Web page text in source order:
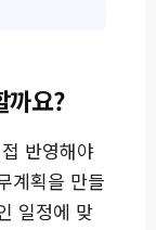
까요?
반영해야
계획을 만들
일정에 맞